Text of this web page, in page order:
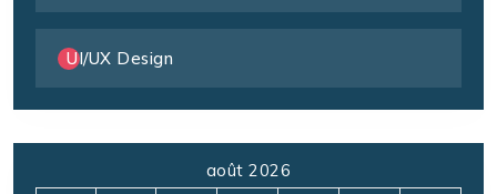
UI/UX Design
août 2026